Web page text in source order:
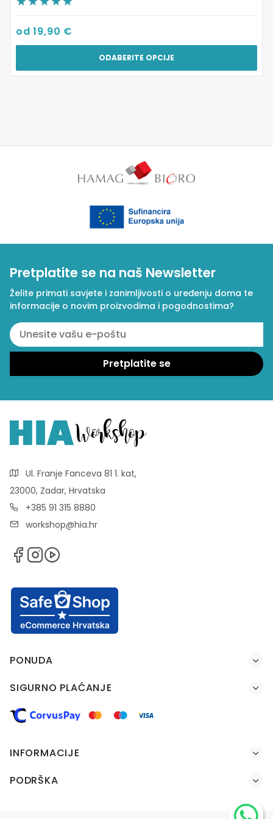
od19,90 €
ODABERITE OPCIJE
Pretplatite se na naš Newsletter
Želite primati savjete i zanimljivosti o uređenju doma te
informacije o novim proizvodima i pogodnostima?
Ul. Franje Fanceva 81 1. kat,
23000, Zadar, Hrvatska
+385 91 315 8880
workshop@hia.hr
PONUDA
SIGURNO PLAĆANJE
INFORMACIJE
PODRŠKA